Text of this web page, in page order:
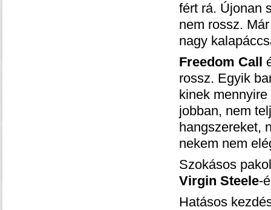
fért rá. Újonan
nem rossz.
nagy
Freedom Call
rossz. Egyik
kinek
jobban, nem
hangszereket,
nekem nem
Szokásos
Virgin Steele-
Hatásos